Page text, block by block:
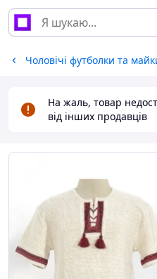
Чоловічі футболки та
На жаль, товар
від інших продавців